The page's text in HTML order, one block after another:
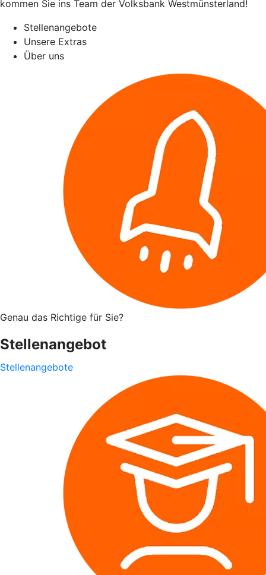
kommen Sie ins Team der Volksbank Westmünsterland!
Stellenangebote
Unsere Extras
Über uns
Genau das Richtige für Sie?
Stellenangebot
Stellenangebote